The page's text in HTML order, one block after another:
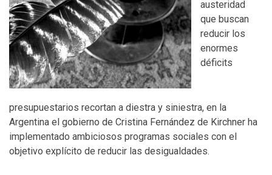
austeridad
que buscan
reducir los
enormes
déficits
presupuestarios recortan a diestra y siniestra, en la
Argentina el gobierno de Cristina Fernández de Kirchner ha
implementado ambiciosos programas sociales con el
objetivo explícito de reducir las desigualdades.